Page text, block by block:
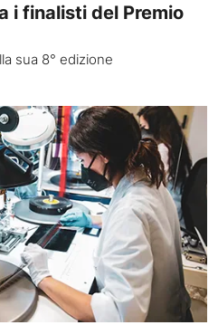
i finalisti del Premio
sua 8° edizione